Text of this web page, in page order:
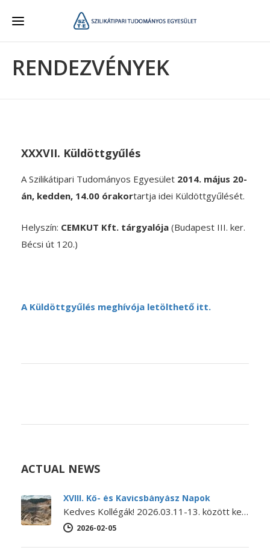
RENDEZVÉNYEK
XXXVII. Küldöttgyűlés
A Szilikátipari Tudományos Egyesület 2014. május 20-
án, kedden, 14.00 órakortartja idei Küldöttgyűlését.
Helyszín: CEMKUT Kft. tárgyalója (Budapest III. ker.
Bécsi út 120.)
A Küldöttgyűlés meghívója letölthető itt.
ACTUAL NEWS
XVIII. Kő- és Kavicsbányász Napok
Kedves Kollégák! 2026.03.11-13. között kerül megrendezésre a XVIII. KŐ- ÉS KAVICSBÁNYÁSZ NAPOK KONFERENCIA. A konferencia MEGHÍVÓJA és PROGRAMJA letölthető itt.…
2026-02-05